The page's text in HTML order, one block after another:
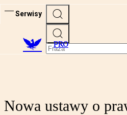
Serwisy
PRO
Nowa ustawy o